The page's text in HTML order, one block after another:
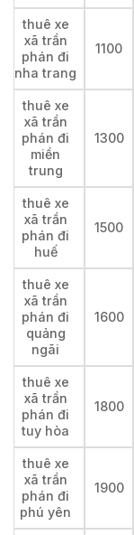
thuê xe
xã trần
phán đi
nha trang
1100
thuê xe
xã trần
phán đi
miền
trung
1300
thuê xe
xã trần
phán đi
huế
1500
thuê xe
xã trần
phán đi
quảng
ngãi
1600
thuê xe
xã trần
phán đi
tuy hòa
1800
thuê xe
xã trần
phán đi
phú yên
1900